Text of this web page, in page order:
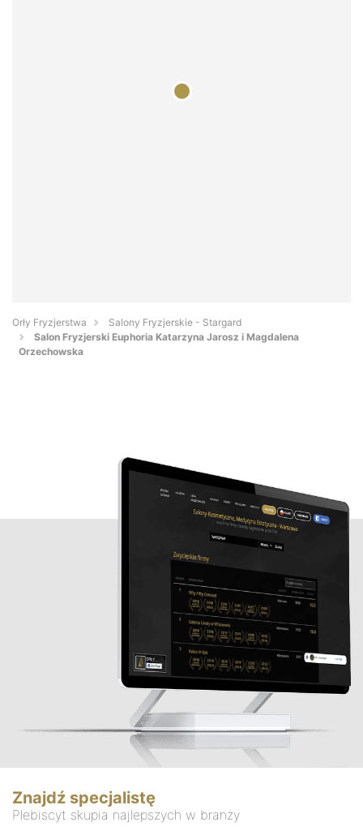
Orły Fryzjerstwa
Salony Fryzjerskie - Stargard
Salon Fryzjerski Euphoria Katarzyna Jarosz i Magdalena
Orzechowska
Znajdź specjalistę
Plebiscyt skupia najlepszych w branży